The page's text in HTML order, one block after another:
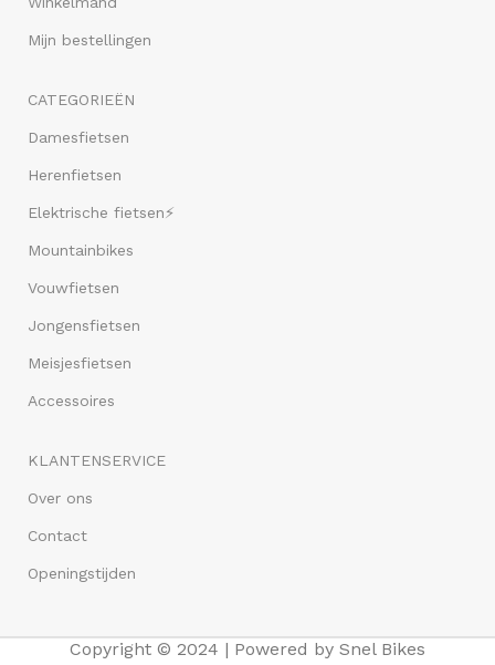
Mijn bestellingen
CATEGORIEËN
Damesfietsen
Herenfietsen
Elektrische fietsen⚡
Mountainbikes
Vouwfietsen
Jongensfietsen
Meisjesfietsen
Accessoires
KLANTENSERVICE
Over ons
Contact
Openingstijden
Copyright © 2024 | Powered by Snel Bikes